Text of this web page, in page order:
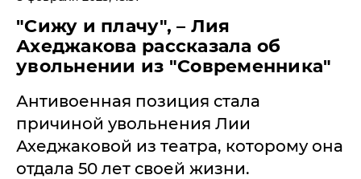
"Сижу и плачу", – Лия
Ахеджакова рассказала об
увольнении из "Современника"
Антивоенная позиция стала
причиной увольнения Лии
Ахеджаковой из театра, которому она
отдала 50 лет своей жизни.